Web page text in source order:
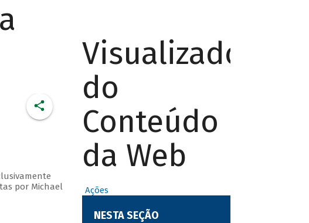
por Michael
Visualizador
do
Conteúdo
da Web
Ações
NESTA SEÇÃO